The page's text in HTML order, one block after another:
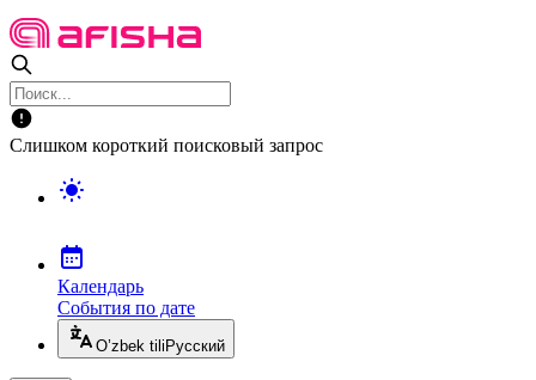
Слишком короткий поисковый запрос
Календарь
События по дате
O’zbek tili Русский